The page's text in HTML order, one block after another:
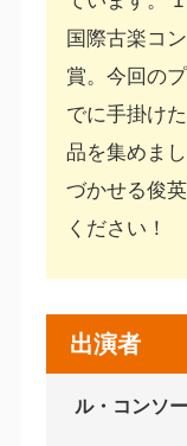
国際古楽コ
賞。今回の
でに手掛け
品を集めま
づかせる俊
ください！
出演者
ル・コンソ